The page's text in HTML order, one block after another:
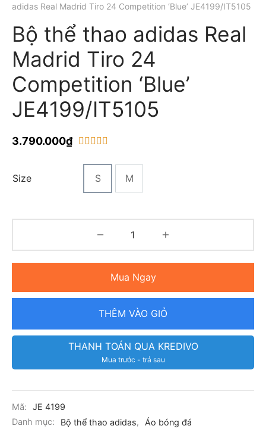
adidas Real Madrid Tiro 24 Competition ‘Blue’ JE4199/IT5105
Bộ thể thao adidas Real
Madrid Tiro 24
Competition ‘Blue’
JE4199/IT5105
3.790.000₫
Size S M
Mua Ngay
THÊM VÀO GIỎ
THANH TOÁN QUA KREDIVO
Mua trước - trả sau
Mã:
JE 4199
Danh mục:
Bộ thể thao adidas,
Áo bóng đá